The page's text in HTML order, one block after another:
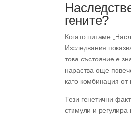
гените?
Когато питаме
Изследвания
това състояние е
нараства още
като комбинация от
Тези генетични
стимули и регулира